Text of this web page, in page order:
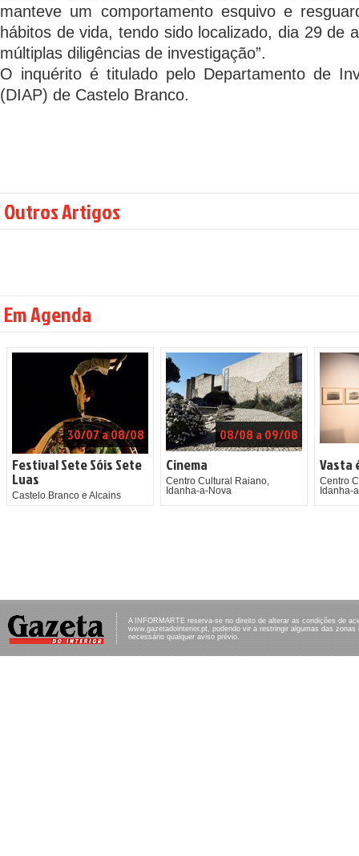
manteve um comportamento esquivo e
hábitos de vida, tendo sido localizado, dia 29 de
múltiplas diligências de investigação”.
O inquérito é titulado pelo Departamento de
(DIAP) de Castelo Branco.
Outros Artigos
Em Agenda
30/07 a 08/08
Festival Sete Sóis Sete
Luas
Castelo Branco e Alcains
08/08 a 09/08
Cinema
Centro Cultural Raiano,
Idanha-a-Nova
Vasta
Centro
Idanha-
A INFORMARTE reserva-se no direito de alterar as condições de
www.gazetadointerior.pt, podendo vir a restringir algumas das
necessário qualquer aviso prévio.